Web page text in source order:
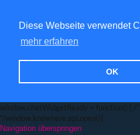
Diese Webseite verwendet
mehr erfahren
OK
window.chatWidgetReady = function() {
*/window.knowhere.api.open()}
Navigation überspringen